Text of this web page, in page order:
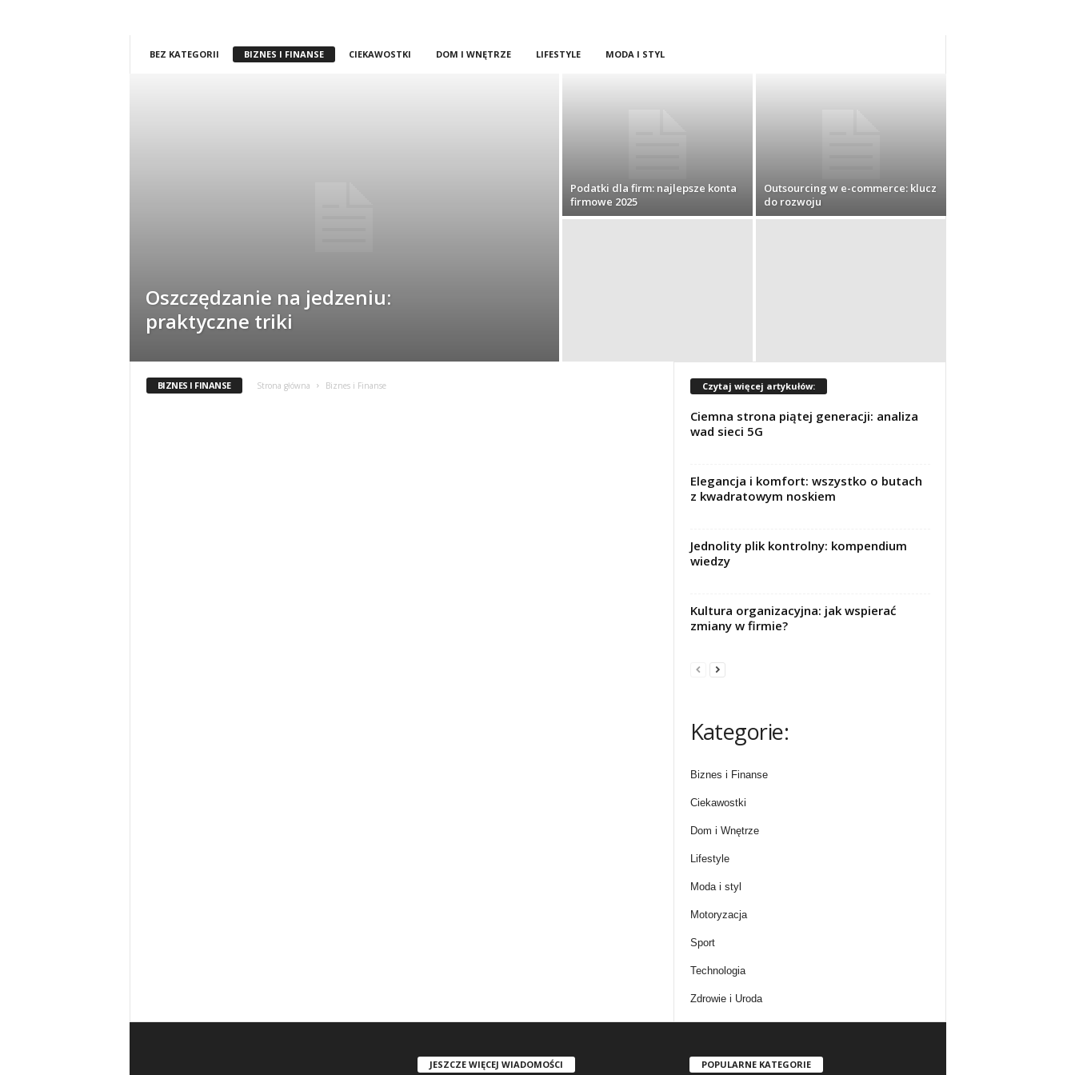
BEZ KATEGORII BIZNES I FINANSE CIEKAWOSTKI DOM I WNĘTRZE LIFESTYLE MODA I STYL
Oszczędzanie na jedzeniu:
praktyczne triki
Podatki dla firm: najlepsze konta
firmowe 2025
Outsourcing w e-commerce: klucz
do rozwoju
BIZNES I FINANSE Strona główna Biznes i Finanse Czytaj więcej artykułów:
Ciemna strona piątej generacji: analiza
wad sieci 5G
Elegancja i komfort: wszystko o butach
z kwadratowym noskiem
Jednolity plik kontrolny: kompendium
wiedzy
Kultura organizacyjna: jak wspierać
zmiany w firmie?
Kategorie:
Biznes i Finanse
Ciekawostki
Dom i Wnętrze
Lifestyle
Moda i styl
Motoryzacja
Sport
Technologia
Zdrowie i Uroda
JESZCZE WIĘCEJ WIADOMOŚCI POPULARNE KATEGORIE